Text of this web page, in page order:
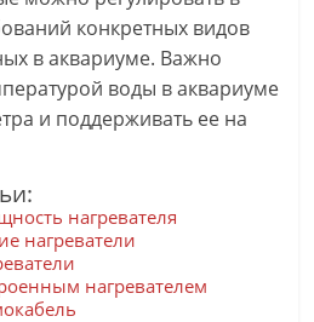
конкретных видов
в аквариуме. Важно
воды в аквариуме
и поддерживать ее на
нагревателя
нагреватели
нагревателем